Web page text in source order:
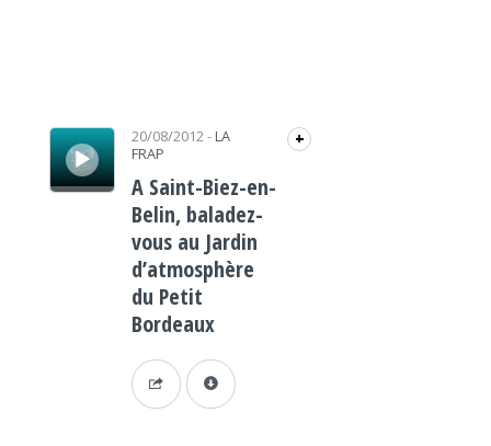
Lecteur audio 20/08/2012- LA
FRAP
+
A Saint-Biez-en-
Belin, baladez-
vous au Jardin
d’atmosphère
du Petit
Bordeaux